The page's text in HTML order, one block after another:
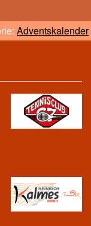
Adventskalender